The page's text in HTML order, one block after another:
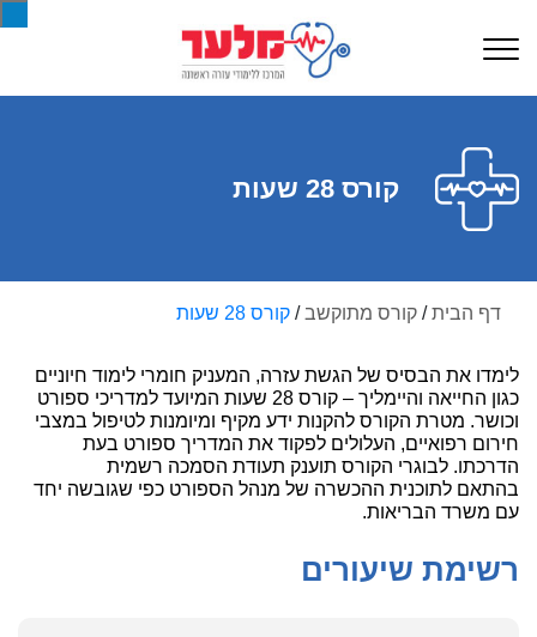
קורס 28 שעות
דף הבית/ קורס מתוקשב / קורס 28 שעות
לימדו את הבסיס של הגשת עזרה, המעניק חומרי לימוד חיוניים
כגון החייאה והיימליך – קורס 28 שעות המיועד למדריכי ספורט
וכושר. מטרת הקורס להקנות ידע מקיף ומיומנות לטיפול במצבי
חירום רפואיים, העלולים לפקוד את המדריך ספורט בעת
הדרכתו. לבוגרי הקורס תוענק תעודת הסמכה רשמית
בהתאם לתוכנית ההכשרה של מנהל הספורט כפי שגובשה יחד
עם משרד הבריאות.
רשימת שיעורים